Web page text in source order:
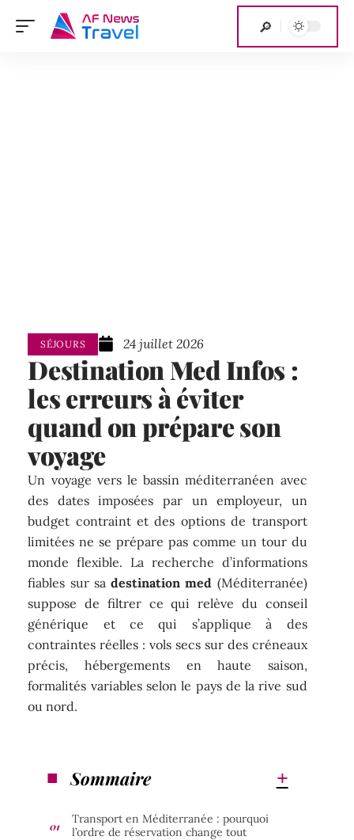
SÉJOURS 24 juillet 2026
Destination Med Infos :
les erreurs à éviter
quand on prépare son
voyage
Un voyage vers le bassin méditerranéen avec
des dates imposées par un employeur, un
budget contraint et des options de transport
limitées ne se prépare pas comme un tour du
monde flexible. La recherche d’informations
fiables sur sadestination med (Méditerranée)
suppose de filtrer ce qui relève du conseil
générique et ce qui s’applique à des
contraintes réelles : vols secs sur des créneaux
précis, hébergements en haute saison,
formalités variables selon le pays de la rive sud
ou nord.
Sommaire
Transport en Méditerranée : pourquoi
l’ordre de réservation change tout